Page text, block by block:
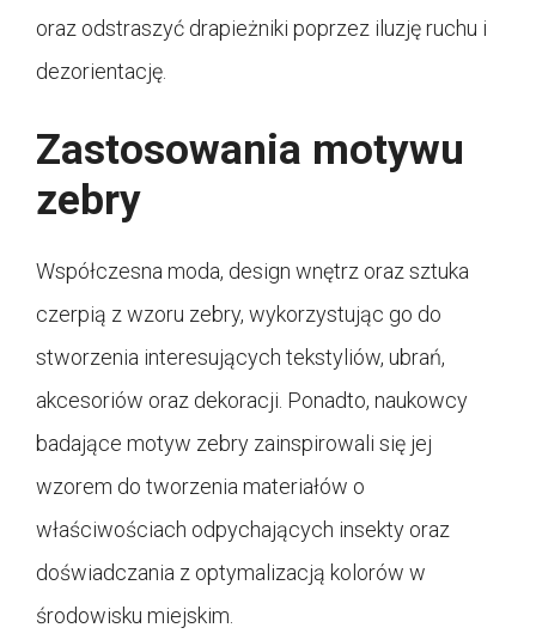
oraz odstraszyć drapieżniki poprzez iluzję ruchu i
dezorientację.
Zastosowania motywu
zebry
Współczesna moda, design wnętrz oraz sztuka
czerpią z wzoru zebry, wykorzystując go do
stworzenia interesujących tekstyliów, ubrań,
akcesoriów oraz dekoracji. Ponadto, naukowcy
badające motyw zebry zainspirowali się jej
wzorem do tworzenia materiałów o
właściwościach odpychających insekty oraz
doświadczania z optymalizacją kolorów w
środowisku miejskim.